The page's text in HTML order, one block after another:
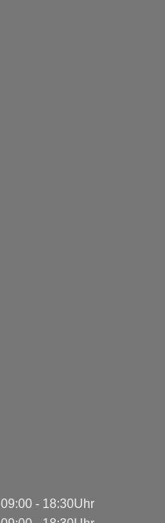
09:00 - 18:30Uhr